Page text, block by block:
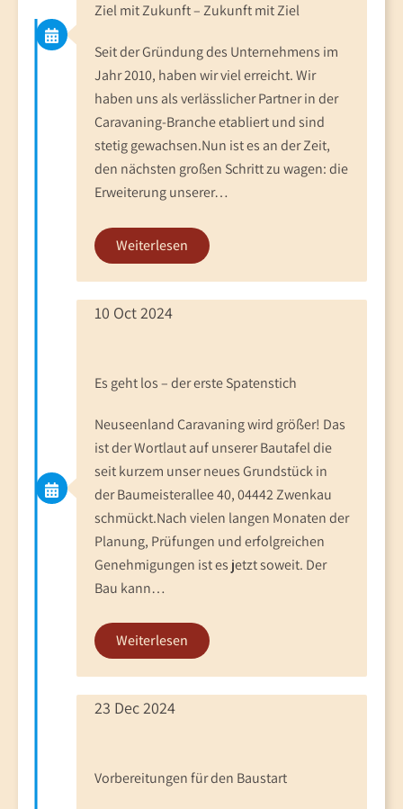
Ziel mit Zukunft – Zukunft mit Ziel
Seit der Gründung des Unternehmens im
Jahr 2010, haben wir viel erreicht. Wir
haben uns als verlässlicher Partner in der
Caravaning-Branche etabliert und sind
stetig gewachsen.Nun ist es an der Zeit,
den nächsten großen Schritt zu wagen: die
Erweiterung unserer…
Weiterlesen
10 Oct 2024
Es geht los – der erste Spatenstich
Neuseenland Caravaning wird größer! Das
ist der Wortlaut auf unserer Bautafel die
seit kurzem unser neues Grundstück in
der Baumeisterallee 40, 04442 Zwenkau
schmückt.Nach vielen langen Monaten der
Planung, Prüfungen und erfolgreichen
Genehmigungen ist es jetzt soweit. Der
Bau kann…
Weiterlesen
23 Dec 2024
Vorbereitungen für den Baustart